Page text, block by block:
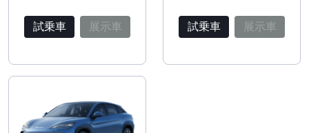
試乗車 展示車 試乗車 展示車